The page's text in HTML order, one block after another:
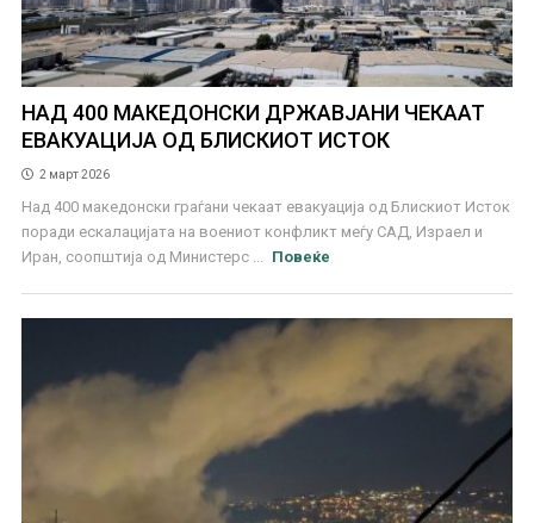
НАД 400 МАКЕДОНСКИ ДРЖАВЈАНИ ЧЕКААТ
ЕВАКУАЦИЈА ОД БЛИСКИОТ ИСТОК
2 март 2026
Над 400 македонски граѓани чекаат евакуација од Блискиот Исток
поради ескалацијата на воениот конфликт меѓу САД, Израел и
Иран, соопштија од Министерс ...
Повеќе